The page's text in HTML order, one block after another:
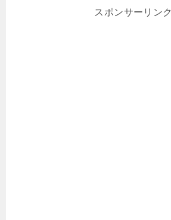
スポンサーリンク